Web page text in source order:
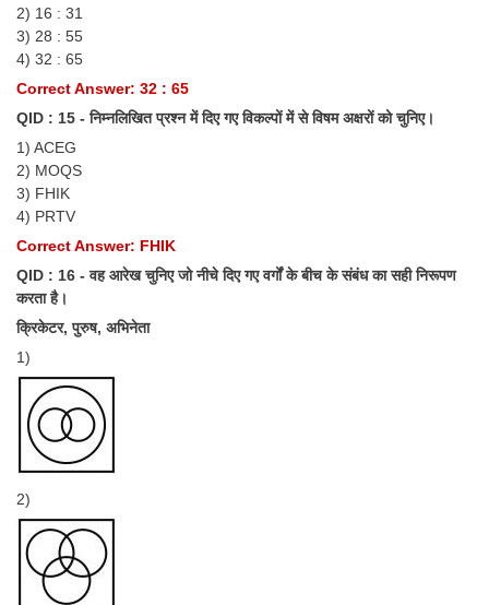
2) 16 : 31
3) 28 : 55
4) 32 : 65
Correct Answer: 32 : 65
QID : 15 - निम्नलिखित प्रश्न में दिए गए विकल्पों में से विषम अक्षरों को चुनिए।
1) ACEG
2) MOQS
3) FHIK
4) PRTV
Correct Answer: FHIK
QID : 16 - वह आरेख चुनिए जो नीचे दिए गए वर्गों के बीच के संबंध का सही निरूपण
करता है।
क्रिकेटर, पुरुष, अभिनेता
1)
2)